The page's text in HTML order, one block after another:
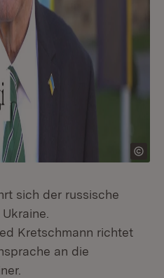
sich der russische
Kretschmann richtet
an die